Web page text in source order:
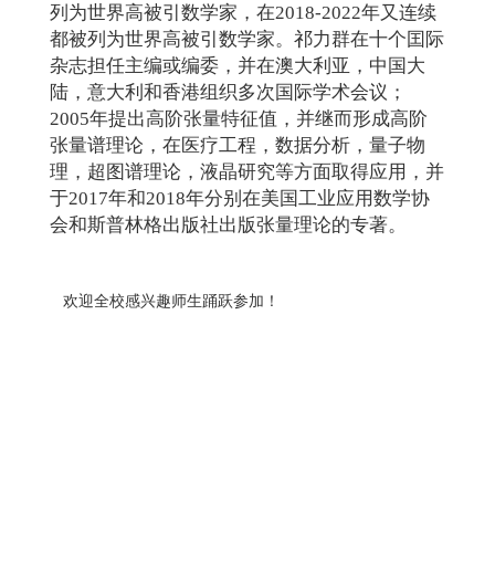
列为世界高被引数学家，在2018-2022年又连续
都被列为世界高被引数学家。祁力群在十个囯际
杂志担任主编或编委，并在澳大利亚，中国大
陆，意大利和香港组织多次国际学术会议；
2005年提出高阶张量特征值，并继而形成高阶
张量谱理论，在医疗工程，数据分析，量子物
理，超图谱理论，液晶研究等方面取得应用，并
于2017年和2018年分别在美国工业应用数学协
会和斯普林格出版社出版张量理论的专著。
欢迎全校感兴趣师生踊跃参加！